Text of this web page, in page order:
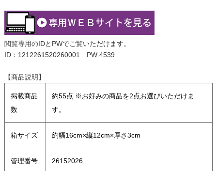
閲覧専用のIDとPWでご覧いただけます。
ID：1212261520260001 PW:4539
【商品説明】
掲載商品
数
約55点 ※お好みの商品を2点お選びいただけま
す。
箱サイズ 約幅16cm×縦12cm×厚さ3cm
管理番号 26152026